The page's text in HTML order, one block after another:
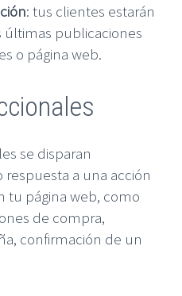
: tus clientes estarán
últimas publicaciones
o página web.
se disparan
a una acción
tu página web, como
de compra,
confirmación de un